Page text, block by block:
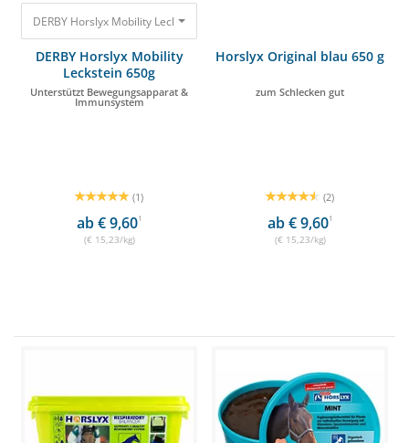
DERBY Horslyx Mobility Leckstein 650g Unterstützt Bewegungsapparat &
DERBY Horslyx Mobility
Leckstein 650g
Unterstützt Bewegungsapparat &
Immunsystem
(1)
ab € 9,601
(€ 15,23/kg)
Horslyx Original blau 650 g
zum Schlecken gut
(2)
ab € 9,601
(€ 15,23/kg)